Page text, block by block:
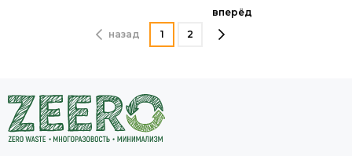
назад 1 2
вперёд